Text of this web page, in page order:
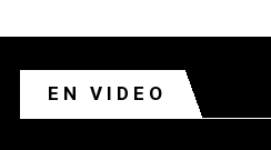
EN VIDEO